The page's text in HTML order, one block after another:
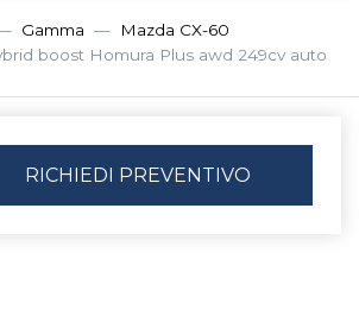
Gamma
Mazda CX-60
boost Homura Plus awd 249cv auto
RICHIEDI PREVENTIVO